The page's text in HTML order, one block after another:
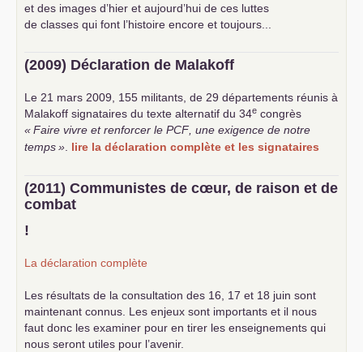
et des images d’hier et aujourd’hui de ces luttes
de classes qui font l’histoire encore et toujours...
(2009) Déclaration de Malakoff
Le 21 mars 2009, 155 militants, de 29 départements réunis à
Malakoff signataires du texte alternatif du 34e congrès
«Faire vivre et renforcer le PCF , une exigence de notre
temps» lire la déclaration complète et les signataires
(2011) Communistes de cœur, de raison et de
combat
!
La déclaration complète
Les résultats de la consultation des 16, 17 et 18 juin sont
maintenant connus. Les enjeux sont importants et il nous
faut donc les examiner pour en tirer les enseignements qui
nous seront utiles pour l’avenir.